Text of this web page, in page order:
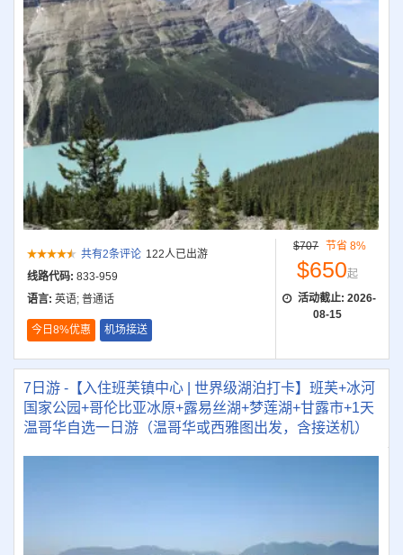
共有2条评论 122人已出游
线路代码: 833-959
语言: 英语; 普通话
今日8%优惠 机场接送
$707 节省 8%
$650起
活动截止: 2026-
08-15
7日游 -【入住班芙镇中心 | 世界级湖泊打卡】班芙+冰河
国家公园+哥伦比亚冰原+露易丝湖+梦莲湖+甘露市+1天
温哥华自选一日游（温哥华或西雅图出发，含接送机）